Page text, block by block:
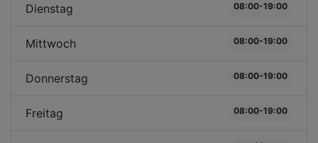
Dienstag 08:00-19:00
Mittwoch 08:00-19:00
Donnerstag 08:00-19:00
Freitag 08:00-19:00